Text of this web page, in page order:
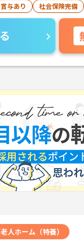
与あり 社会保険完備
人ホーム（特養）